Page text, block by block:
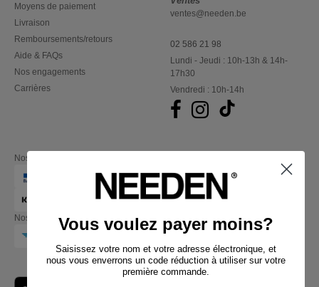
Moyens de paiement
Livraison
Remboursements/retours
Aide & FAQs
Nos engagements
Carrières
ventes@needen.be
02 586 21 98
Lundi - Jeudi : 10h-13h & 14h-
17h30
Vendredi : 10h-14h
Nos partenaires financiers
Nos transporteursVous voulez payer moins?
Saisissez votre nom et votre adresse électronique, et
nous vous enverrons un code réduction à utiliser sur votre
première commande.